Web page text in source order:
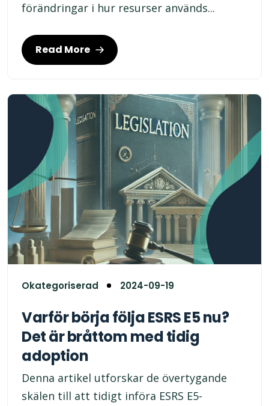
förändringar i hur resurser används...
Read More
Okategoriserad 2024-09-19
Varför börja följa ESRS E5 nu?
Det är bråttom med tidig
adoption
Denna artikel utforskar de övertygande
skälen till att tidigt införa ESRS E5-